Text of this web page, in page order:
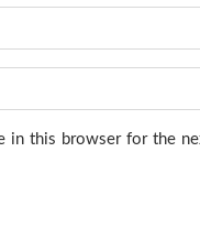
in this browser for the